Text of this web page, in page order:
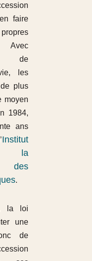
faire
de
les
plus
moyen
1984,
ans
Institut
la
des
.
la loi
une
de